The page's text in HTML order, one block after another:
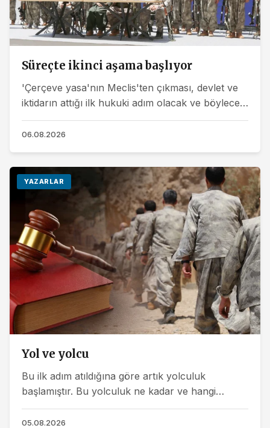
Süreçte ikinci aşama başlıyor
'Çerçeve yasa'nın Meclis'ten çıkması, devlet ve
iktidarın attığı ilk hukuki adım olacak ve böylece
Barış ve Demokratik Toplum Süreci'nde ikinci
aşama...
06.08.2026
YAZARLAR
Yol ve yolcu
Bu ilk adım atıldığına göre artık yolculuk
başlamıştır. Bu yolculuk ne kadar ve hangi
tempoyla sürer, yolda başımıza neler gelebilir gibi
konular...
05.08.2026